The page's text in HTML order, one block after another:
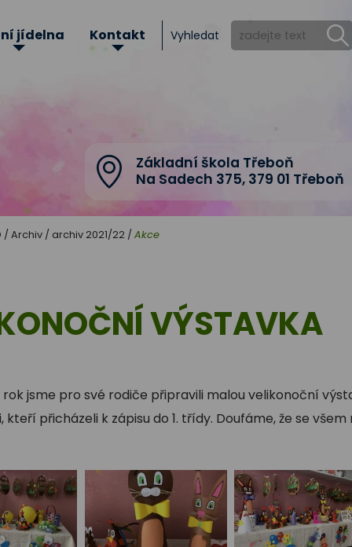
Základní škola Třeboň
Na Sadech 375,379 01 Třeboň
jídelna Kontakt Vyhledat
/ Archiv / archiv 2021/22 / Akce
VÝSTAVKA
rok jsme pro své rodiče připravili malou velikonoční
kteří přicházeli k zápisu do 1. třídy. Doufáme, že se